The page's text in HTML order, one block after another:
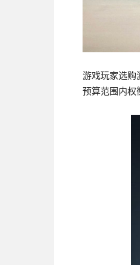
游戏玩家选购
预算范围内权